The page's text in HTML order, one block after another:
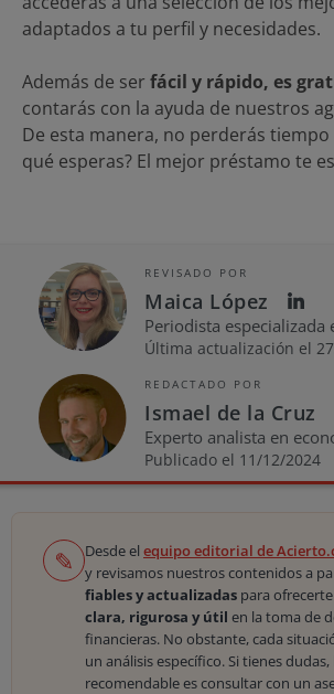
adaptados a tu perfil y necesidades.
Además de ser fácil y rápido, es
contarás con la ayuda de nuestros
De esta manera, no perderás tiempo
qué esperas? El mejor préstamo te
REVISADO POR
Maica López
Periodista especializada
Última actualización el
REDACTADO POR
Ismael de la Cruz
Experto analista en
Publicado el 11/12/2024
✎ Desde el equipo editorial de
y revisamos nuestros contenidos a
fiables y actualizadas para ofrecerte
clara, rigurosa y útil en la toma de
financieras. No obstante, cada
un análisis específico. Si tienes dudas,
recomendable es consultar con un